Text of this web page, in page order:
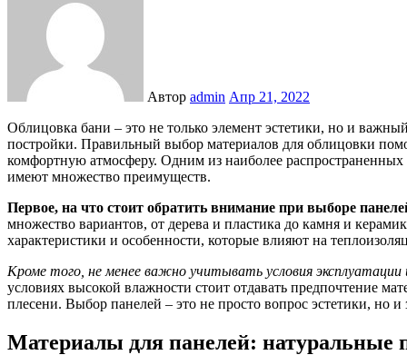
Автор admin Апр 21, 2022
Облицовка бани – это не только элемент эстетики, но и важный аспект функциональности и долговечности
постройки. Правильный выбор материалов для облицовки
комфортную атмосферу. Одним из наиболее
имеют множество преимуществ.
Первое, на что стоит обратить внимание при выборе
множество вариантов, от дерева и пластика до камня и
характеристики и особенности, которые влияют на
Кроме того, не менее важно учитывать условия эксплуатации
условиях высокой влажности стоит отдавать предпочтение
плесени. Выбор панелей – это не просто вопрос эстетики, но
Материалы для панелей: натуральные